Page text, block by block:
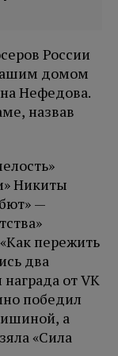
России
домом
Нефедова.
назвав
Никиты
—
пережить
два
от VK
победил
а
«Сила